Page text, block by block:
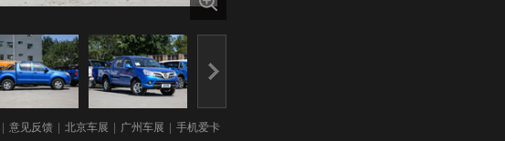
意见反馈 北京车展 广州车展 手机爱卡